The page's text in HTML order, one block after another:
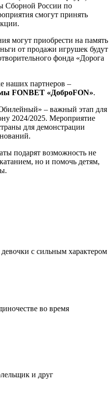
Сборной России по
смогут принять
могут приобрести на память
от продажи игрушек будут
фонда «Дорога
наших партнеров –
FONBET «ДоброFON».
– важный этап для
2024/2025. Мероприятие
для демонстрации
подарят возможность не
но и помочь детям,
с сильным характером
во время
и друг